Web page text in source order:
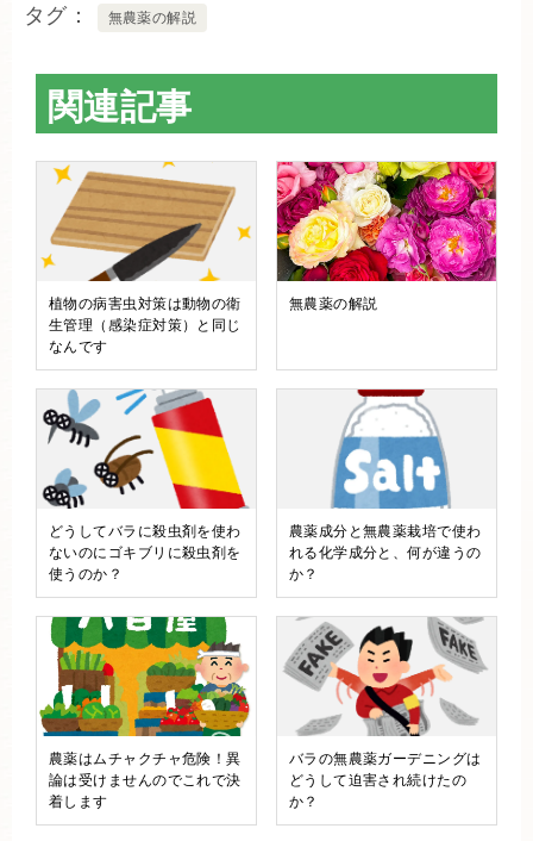
タグ 無農薬の解説
関連記事
植物の病害虫対策は動物の衛
生管理（感染症対策）と同じ
なんです
無農薬の解説
どうしてバラに殺虫剤を使わ
ないのにゴキブリに殺虫剤を
使うのか？
農薬成分と無農薬栽培で使わ
れる化学成分と、何が違うの
か？
農薬はムチャクチャ危険！異
論は受けませんのでこれで決
着します
バラの無農薬ガーデニングは
どうして迫害され続けたの
か？